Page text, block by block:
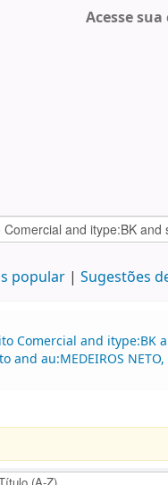
Acesse
popular Sugestões
Comercial and
au:MEDEIROS